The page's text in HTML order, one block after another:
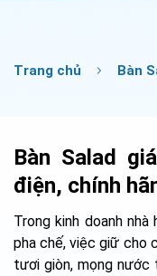
Trang chủ Bàn
Bàn Salad
điện, chính
Trong kinh doanh
pha chế, việc giữ cho
tươi giòn, mọng nước